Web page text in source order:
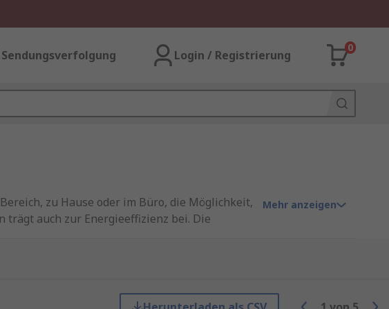
Sendungsverfolgung Login / Registrierung
0
zu Hause oder im Büro, die Möglichkeit,
trägt auch zur Energieeffizienz bei. Die
an verschiedene Situationen trägt sie nicht
oder Büro zu einem Ort, der perfekt zu Ihren
Mehr anzeigen